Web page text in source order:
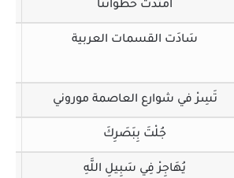
امْتَدَّتْ خُطواتُنا
سَادَت القسمات العربية
تَسِرْ في شوارع العاصمة موروني
جُلْتَ بِبَصَرِكَ
يُهَاجِرْ فِي سَبِيلِ اللَّهِ